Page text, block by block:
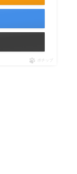
ポチップ